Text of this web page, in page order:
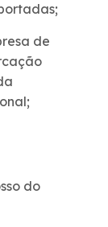
de
do